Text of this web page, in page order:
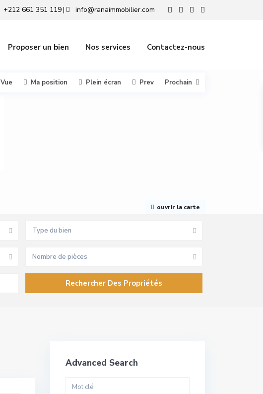
+212 661 351 119| info@ranaimmobilier.com
Proposer un bien Nos services Contactez-nous
ouvrir la carte
Vue Ma position Plein écran Prev Prochain
Type du bien
Nombre de pièces
Advanced Search